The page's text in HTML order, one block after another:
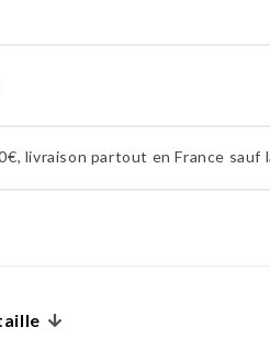
livraison partout en France sauf